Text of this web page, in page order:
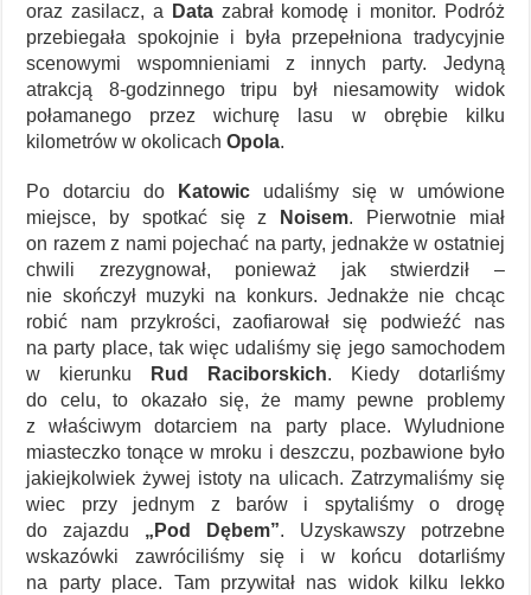
oraz zasilacz, a
Datazabrał komodę i monitor. Podróż
przebiegała spokojnie i była przepełniona tradycyjnie
scenowymi wspomnieniami z innych party. Jedyną
atrakcją 8-godzinnego tripu był niesamowity widok
połamanego przez wichurę lasu w obrębie kilku
kilometrów w okolicachOpola.
Po dotarciu do Katowic udaliśmy się w umówione
miejsce, by spotkać się z
Noisem. Pierwotnie miał
on razem z nami pojechać na party, jednakże w ostatniej
chwili zrezygnował, ponieważ jak stwierdził –
nie skończył muzyki na konkurs. Jednakże nie chcąc
robić nam przykrości, zaofiarował się podwieźć nas
na party place, tak więc udaliśmy się jego samochodem
w kierunku
Rud Raciborskich. Kiedy dotarliśmy
do celu, to okazało się, że mamy pewne problemy
z właściwym dotarciem na party place. Wyludnione
miasteczko tonące w mroku i deszczu, pozbawione było
jakiejkolwiek żywej istoty na ulicach. Zatrzymaliśmy się
wiec przy jednym z barów i spytaliśmy o drogę
do zajazdu „Pod Dębem”. Uzyskawszy potrzebne
wskazówki zawróciliśmy się i w końcu dotarliśmy
na party place. Tam przywitał nas widok kilku lekko